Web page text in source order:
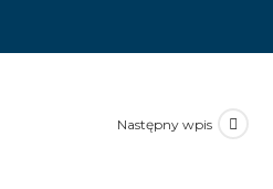
Następny wpis